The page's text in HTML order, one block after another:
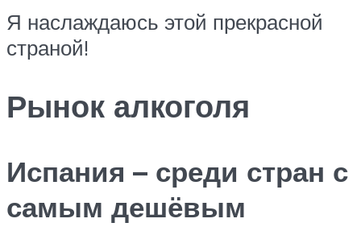
Я наслаждаюсь этой прекрасной
страной!
Рынок алкоголя
Испания – среди стран с
самым дешёвым